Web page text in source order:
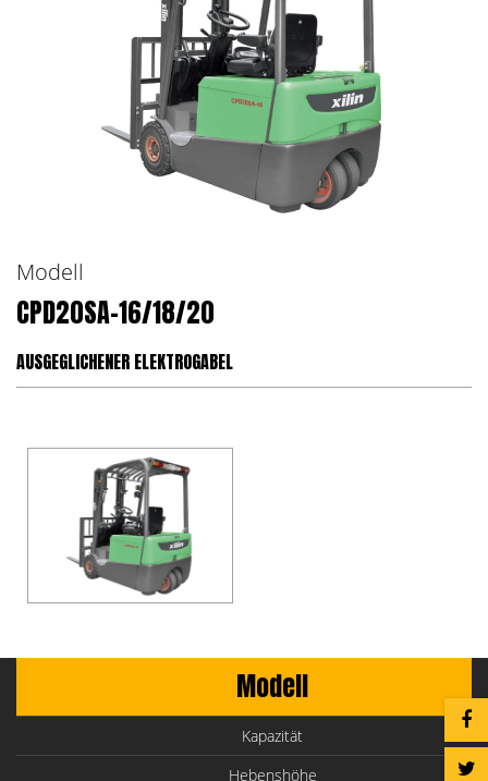
Modell
CPD20SA-16/18/20
AUSGEGLICHENER ELEKTROGABEL
Modell
Kapazität
Hebenshöhe